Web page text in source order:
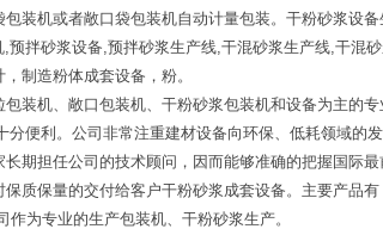
装机或者敞口袋包装机自动计量包装。干粉砂浆设
拌砂浆设备,预拌砂浆生产线,干混砂浆生产线,干混
制造粉体成套设备，粉。
装机、敞口包装机、干粉砂浆包装机和设备为主的
分便利。公司非常注重建材设备向环保、低耗领域
期担任公司的技术顾问，因而能够准确的把握国际
质保量的交付给客户干粉砂浆成套设备。主要产品
为专业的生产包装机、干粉砂浆生产。